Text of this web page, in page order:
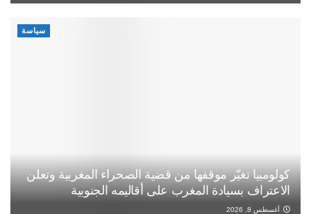
سياسة
كولومبيا تغيّر موقفها من قضية الصحراء المغربية وتعلن
الاعتراف بسيادة المغرب على أقاليمه الجنوبية
أغسطس 8, 2026